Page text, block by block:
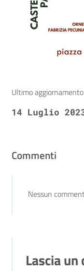
Ultimo aggiornamento
14 Luglio
Commenti
Nessun
Lascia